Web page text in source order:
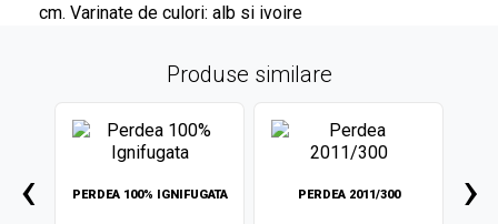
cm. Varinate de culori: alb si ivoire
Produse similare
PERDEA 100% IGNIFUGATA PERDEA 2011/300
‹ ›